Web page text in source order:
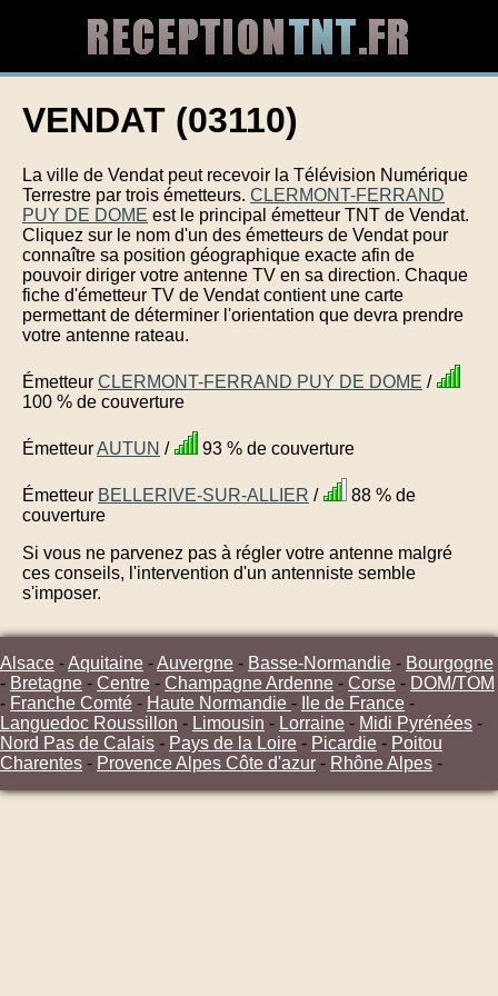
VENDAT (03110)
La ville de Vendat peut recevoir la Télévision Numérique
Terrestre par trois émetteurs. CLERMONT-FERRAND
PUY DE DOME est le principal émetteur TNT de Vendat.
Cliquez sur le nom d'un des émetteurs de Vendat pour
connaître sa position géographique exacte afin de
pouvoir diriger votre antenne TV en sa direction. Chaque
fiche d'émetteur TV de Vendat contient une carte
permettant de déterminer l'orientation que devra prendre
votre antenne rateau.
Émetteur CLERMONT-FERRAND PUY DE DOME /
100 % de couverture
ÉmetteurAUTUN / 93 % de couverture
Émetteur BELLERIVE-SUR-ALLIER /
88 % de
couverture
Si vous ne parvenez pas à régler votre antenne malgré
ces conseils, l'intervention d'un antenniste semble
s'imposer.
Alsace -Aquitaine -Auvergne - Basse-Normandie - Bourgogne
- Bretagne - Centre - Champagne Ardenne - Corse - DOM/TOM
- Franche Comté - Haute Normandie - Ile de France -
Languedoc Roussillon - Limousin - Lorraine - Midi Pyrénées -
Nord Pas de Calais - Pays de la Loire - Picardie - Poitou
Charentes - Provence Alpes Côte d'azur - Rhône Alpes -